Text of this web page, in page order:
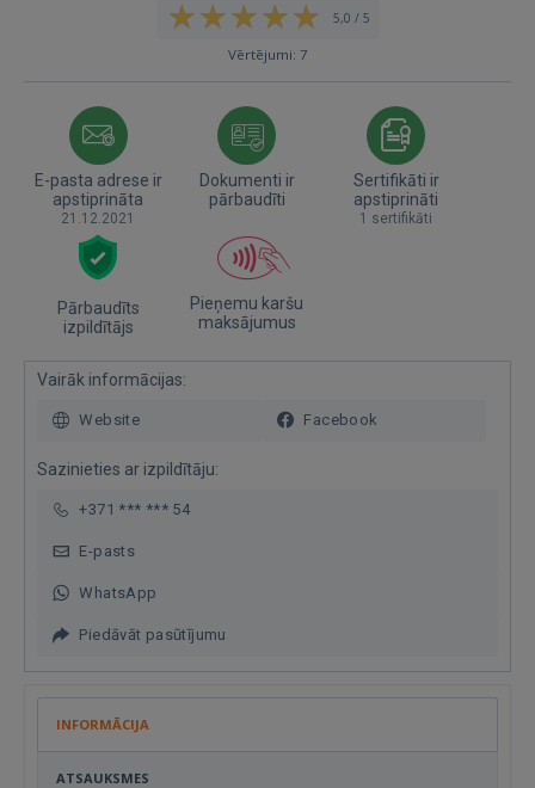
5,0 / 5
Vērtējumi: 7
E-pasta adrese ir
apstiprināta
21.12.2021
Dokumenti ir
pārbaudīti
Sertifikāti ir
apstiprināti
1 sertifikāti
Pārbaudīts
izpildītājs
Pieņemu karšu
maksājumus
Vairāk informācijas:
Website Facebook
Sazinieties ar izpildītāju:
+371 *** *** 54
E-pasts
WhatsApp
Piedāvāt pasūtījumu
INFORMĀCIJA
ATSAUKSMES